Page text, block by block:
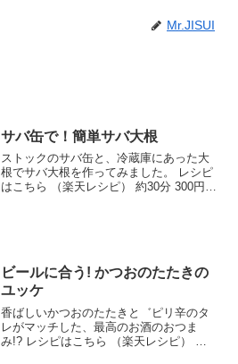
Mr.JISUI
サバ缶で！簡単サバ大根
ストックのサバ缶と、冷蔵庫にあった大
根でサバ大根を作ってみました。 レシピ
はこちら （楽天レシピ） 約30分 300円前
ビールに合う! かつおのたたきの
ユッケ
香ばしいかつおのたたきと゛ピリ辛のタ
レがマッチした、最高のお酒のおつま
み!? レシピはこちら （楽天レシピ） 指